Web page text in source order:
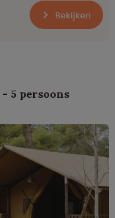
Bekijken
5 persoons